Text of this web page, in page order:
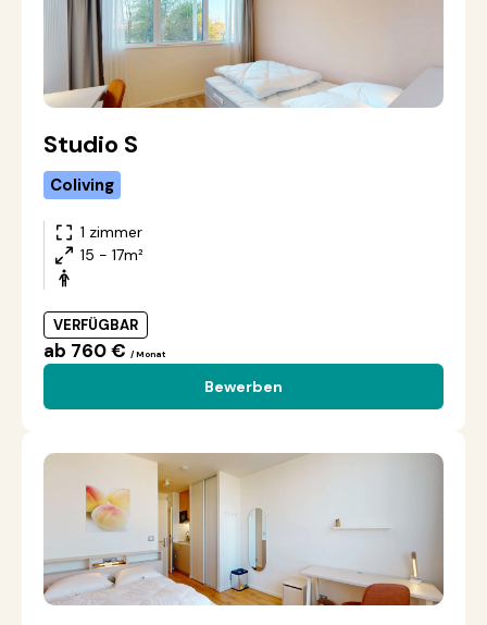
Studio S
Coliving
1 zimmer
15 - 17m²
VERFÜGBAR
ab 760 € / Monat
Bewerben